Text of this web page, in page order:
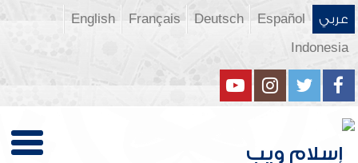
عربي Español
Deutsch
Français
English
Indonesia